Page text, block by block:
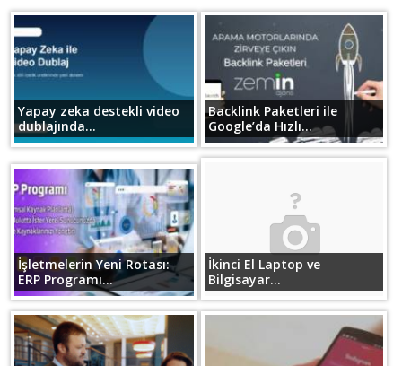
Yapay zeka destekli video
dublajında...
Backlink Paketleri ile
Google’da Hızlı...
İşletmelerin Yeni Rotası:
ERP Programı...
İkinci El Laptop ve
Bilgisayar...